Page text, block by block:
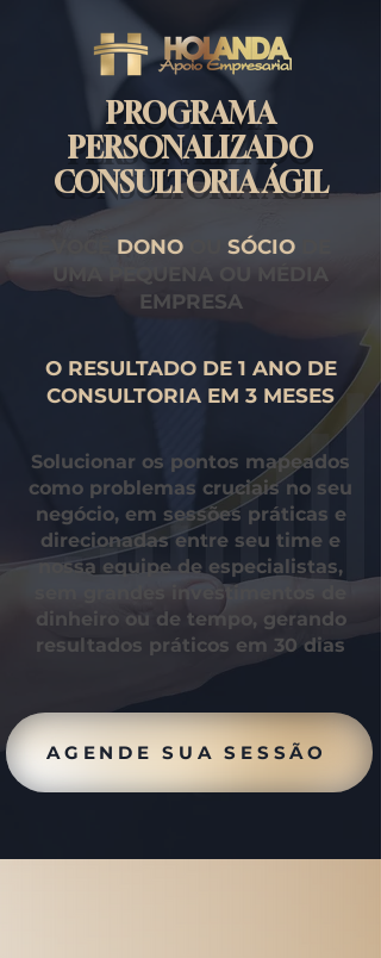
PROGRAMA
PERSONALIZADO
CONSULTORIA ÁGIL
DONO SÓCIO
UMA PEQUENA OU MÉDIA
EMPRESA
O RESULTADO DE 1 ANO DE
CONSULTORIA EM 3 MESES
Solucionar os pontos mapeados
como problemas cruciais no seu
negócio, em sessões práticas e
direcionadas entre seu time e
nossa equipe de especialistas,
sem grandes investimentos de
dinheiro ou de tempo, gerando
resultados práticos em 30 dias
AGENDE SUA SESSÃO